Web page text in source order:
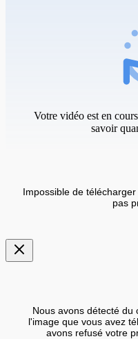
Votre vidéo est en
savoir
Impossible de
pas
Nous avons détecté du
l'image que vous avez
avons refusé votre